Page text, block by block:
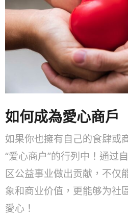
如何成為愛心商戶
如果你也擁有自己的食肆或
“爱心商户”的行列中！通过
区公益事业做出贡献，不仅
象和商业价值，更能够为社
愛心！